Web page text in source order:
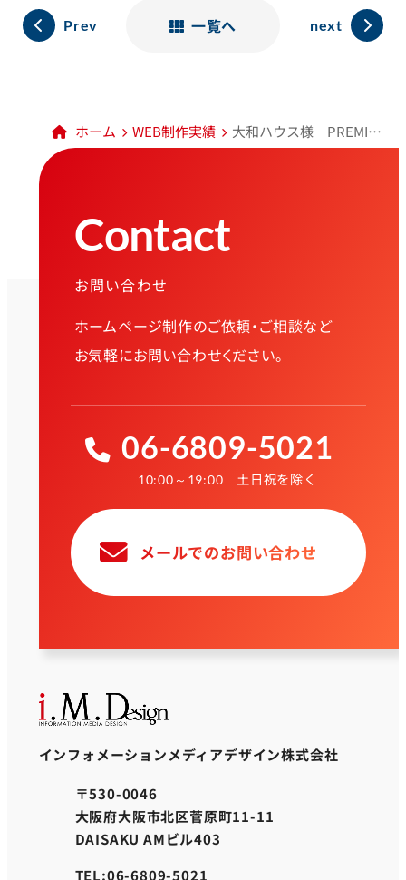
Prev 一覧へ next
ホーム WEB制作実績 大和ハウス様 PREMIST 南千里
Contact
お問い合わせ
ホームページ制作のご依頼・ご相談など
お気軽にお問い合わせください。
06-6809-5021
10:00～19:00 土日祝を除く
メールでのお問い合わせ
インフォメーションメディアデザイン株式会社
〒530-0046
大阪府大阪市北区菅原町11-11
DAISAKU AMビル403
TEL:06-6809-5021